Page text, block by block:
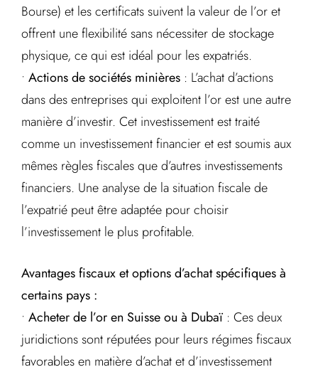
Bourse) et les certificats suivent la valeur de l’or et
offrent une flexibilité sans nécessiter de stockage
physique, ce qui est idéal pour les expatriés.
• Actions de sociétés minières : L’achat d’actions
dans des entreprises qui exploitent l’or est une autre
manière d’investir. Cet investissement est traité
comme un investissement financier et est soumis aux
mêmes règles fiscales que d’autres investissements
financiers. Une analyse de la situation fiscale de
l’expatrié peut être adaptée pour choisir
l’investissement le plus profitable.
Avantages fiscaux et options d’achat spécifiques à
certains pays :
• Acheter de l’or en Suisse ou à Dubaï : Ces deux
juridictions sont réputées pour leurs régimes fiscaux
favorables en matière d’achat et d’investissement